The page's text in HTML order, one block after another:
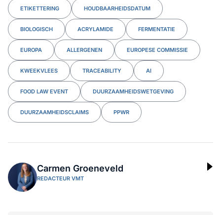
ETIKETTERING HOUDBAARHEIDSDATUM
BIOLOGISCH ACRYLAMIDE FERMENTATIE
EUROPA ALLERGENEN EUROPESE COMMISSIE
KWEEKVLEES TRACEABILITY AI
FOOD LAW EVENT DUURZAAMHEIDSWETGEVING
DUURZAAMHEIDSCLAIMS PPWR
Carmen Groeneveld
REDACTEUR VMT